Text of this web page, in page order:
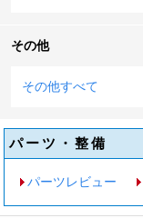
その他
その他すべて
パーツ・整備
パーツレビュー